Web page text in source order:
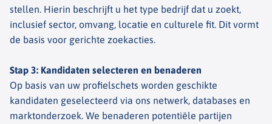
stellen. Hierin beschrijft u het type bedrijf dat u zoekt,
inclusief sector, omvang, locatie en culturele fit. Dit vormt
de basis voor gerichte zoekacties.
Stap 3: Kandidaten selecteren en benaderen
Op basis van uw profielschets worden geschikte
kandidaten geselecteerd via ons netwerk, databases en
marktonderzoek. We benaderen potentiële partijen